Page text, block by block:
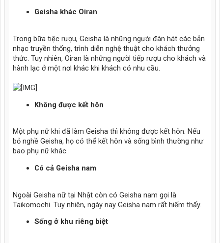
Geisha khác Oiran
Trong bữa tiệc rượu, Geisha là những người đàn hát các bản
nhạc truyền thống, trình diễn nghệ thuật cho khách thưởng
thức. Tuy nhiên, Oiran là những người tiếp rượu cho khách và
hành lạc ở một nơi khác khi khách có nhu cầu.
Không được kết hôn
Một phụ nữ khi đã làm Geisha thì không được kết hôn. Nếu
bỏ nghề Geisha, họ có thể kết hôn và sống bình thường như
bao phụ nữ khác.
Có cả Geisha nam
Ngoài Geisha nữ tại Nhật còn có Geisha nam gọi là
Taikomochi. Tuy nhiên, ngày nay Geisha nam rất hiếm thấy.
Sống ở khu riêng biệt